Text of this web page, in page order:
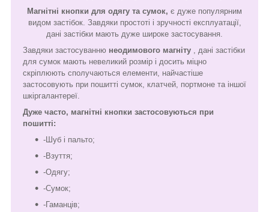
Магнітні кнопки для одягу та сумок, є дуже популярним
видом застібок. Завдяки простоті і зручності експлуатації,
дані застібки мають дуже широке застосування.
Завдяки застосуванню неодимового магніту
, дані застібки
для сумок мають невеликий розмір і досить міцно
скріплюють сполучаються елементи, найчастіше
застосовують при пошитті сумок, клатчей, портмоне та іншої
шкіргалантереї.
Дуже часто, магнітні кнопки застосовуються при
пошитті:
-Шуб і пальто;
-Взуття;
-Одягу;
-Сумок;
-Гаманців;